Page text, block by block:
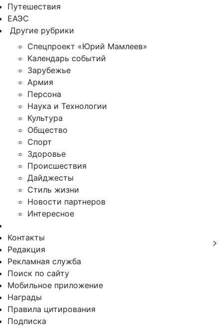
Путешествия
ЕАЭС
Другие рубрики
Спецпроект «Юрий Мамлеев»
Календарь событий
Зарубежье
Армия
Персона
Наука и Технологии
Культура
Общество
Спорт
Здоровье
Происшествия
Дайджесты
Стиль жизни
Новости партнеров
Интересное
Контакты
Редакция
Рекламная служба
Поиск по сайту
Мобильное приложение
Награды
Правила цитирования
Подписка